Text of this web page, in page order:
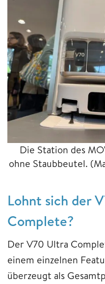
Die Station des
ohne Staubbeutel.
Lohnt sich der
Complete?
Der V70 Ultra
einem einzelnen
überzeugt als